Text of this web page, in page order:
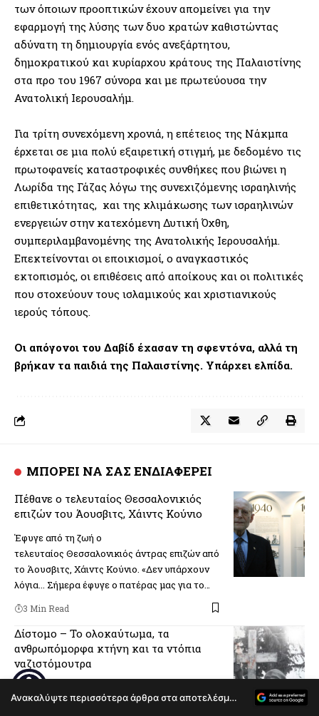
των όποιων προοπτικών έχουν απομείνει για την
εφαρμογή της λύσης των δυο κρατών καθιστώντας
αδύνατη τη δημιουργία ενός ανεξάρτητου,
δημοκρατικού και κυρίαρχου κράτους της Παλαιστίνης
στα προ του 1967 σύνορα και με πρωτεύουσα την
Ανατολική Ιερουσαλήμ.
Για τρίτη συνεχόμενη χρονιά, η επέτειος της Νάκμπα
έρχεται σε μια πολύ εξαιρετική στιγμή, με δεδομένο τις
πρωτοφανείς καταστροφικές συνθήκες που βιώνει η
Λωρίδα της Γάζας λόγω της συνεχιζόμενης ισραηλινής
επιθετικότητας, και της κλιμάκωσης των ισραηλινών
ενεργειών στην κατεχόμενη Δυτική Όχθη,
συμπεριλαμβανομένης της Ανατολικής Ιερουσαλήμ.
Επεκτείνονται οι εποικισμοί, ο αναγκαστικός
εκτοπισμός, οι επιθέσεις από αποίκους και οι πολιτικές
που στοχεύουν τους ισλαμικούς και χριστιανικούς
ιερούς τόπους.
Οι απόγονοι του Δαβίδ έχασαν τη σφεντόνα, αλλά τη
βρήκαν τα παιδιά της Παλαιστίνης. Υπάρχει ελπίδα.
ΜΠΟΡΕΙ ΝΑ ΣΑΣ ΕΝΔΙΑΦΕΡΕΙ
Πέθανε ο τελευταίος Θεσσαλονικιός
επιζών του Άουσβιτς, Χάιντς Κούνιο
Έφυγε από τη ζωή o
τελευταίος Θεσσαλονικιός άντρας επιζών από
το Άουσβιτς, Χάιντς Κούνιο. «Δεν υπάρχουν
λόγια... Σήμερα έφυγε ο πατέρας μας για το…
3 Min Read
Δίστομο – Το ολοκαύτωμα, τα
ανθρωπόμορφα κτήνη και τα ντόπια
ναζιστόμουτρα
ανθρωπότης εδοκίμασε τοσαύτην θηριωδίαν”
Ανακαλύψτε περισσότερα άρθρα στα αποτελέσματα αναζήτησης